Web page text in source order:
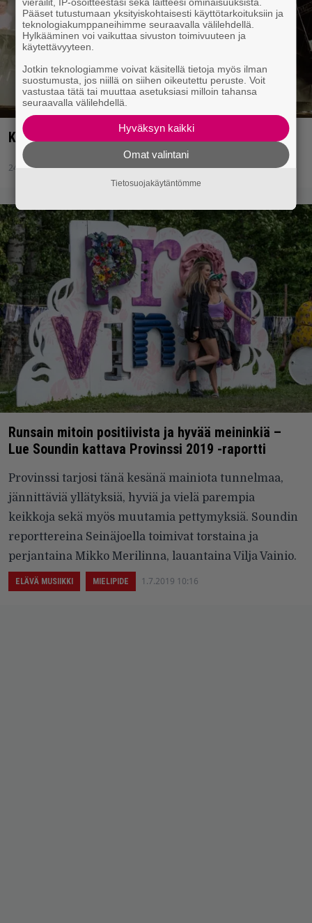
Kuukauden kuvaajavieras: Antti Pitkäjärvi
24.1.2020 14:27 Mikko Meriläinen
Runsain mitoin positiivista ja hyvää meininkiä –
Lue Soundin kattava Provinssi 2019 -raportti
Provinssi tarjosi tänä kesänä mainiota tunnelmaa,
jännittäviä yllätyksiä, hyviä ja vielä parempia
keikkoja sekä myös muutamia pettymyksiä. Soundin
reporttereina Seinäjoella toimivat torstaina ja
perjantaina Mikko Merilinna, lauantaina Vilja Vainio.
ELÄVÄ MUSIIKKI MIELIPIDE 1.7.2019 10:16
Pääset tutustumaan yksityiskohtaisesti käyttötarkoituksiin ja
teknologiakumppaneihimme seuraavalla välilehdellä.
Hylkääminen voi vaikuttaa sivuston toimivuuteen ja
käytettävyyteen.
Jotkin teknologiamme voivat käsitellä tietoja myös ilman
suostumusta, jos niillä on siihen oikeutettu peruste. Voit
vastustaa tätä tai muuttaa asetuksiasi milloin tahansa
seuraavalla välilehdellä.
Hyväksyn kaikki
Omat valintani
Tietosuojakäytäntömme